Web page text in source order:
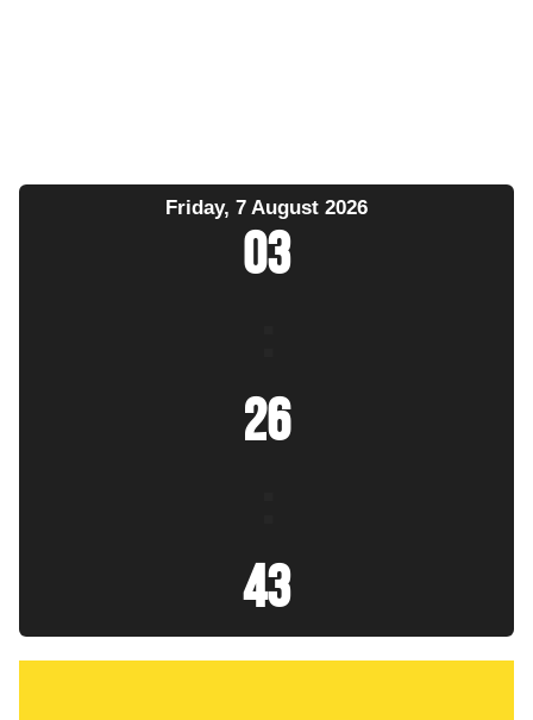
Friday, 7 August 2026
03
26
45